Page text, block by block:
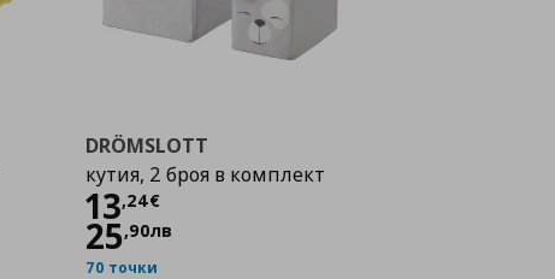
DRÖMSLOTT
кутия, 2 броя в комплект
13,24€
Цена
25,90лв
70 точки